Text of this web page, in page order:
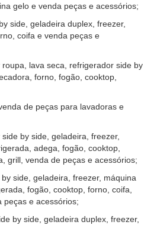
gelo e venda peças e acessórios;
side, geladeira duplex, freezer,
coifa e venda peças e
roupa, lava seca, refrigerador side by
forno, fogão, cooktop,
de peças para lavadoras e
by side, geladeira, freezer,
adega, fogão, cooktop,
grill, venda de peças e acessórios;
side, geladeira, freezer, máquina
fogão, cooktop, forno, coifa,
peças e acessórios;
by side, geladeira duplex, freezer,